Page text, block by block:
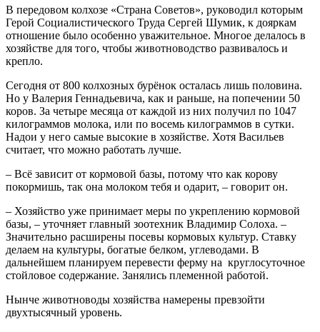
В передовом колхозе «Страна Советов», руководил которым
Герой Социалистического Труда Сергей Шумик, к дояркам
отношение было особенно уважительное. Многое делалось в
хозяйстве для того, чтобы животноводство развивалось и
крепло.
Сегодня от 800 колхозных бурёнок осталась лишь половина.
Но у Валерия Геннадьевича, как и раньше, на попечении 50
коров. За четыре месяца от каждой из них получил по 1047
килограммов молока, или по восемь килограммов в сутки.
Надои у него самые высокие в хозяйстве. Хотя Васильев
считает, что можно работать лучше.
– Всё зависит от кормовой базы, потому что как корову
покормишь, так она молоком тебя и одарит, – говорит он.
– Хозяйство уже принимает меры по укреплению кормовой
базы, – уточняет главный зоотехник Владимир Солоха. –
Значительно расширены посевы кормовых культур. Ставку
делаем на культуры, богатые белком, углеводами. В
дальнейшем планируем перевести ферму на круглосуточное
стойловое содержание. Занялись племенной работой.
Нынче животноводы хозяйства намерены превзойти
двухтысячный уровень.